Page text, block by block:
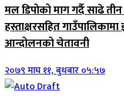
मल डिपोको माग गर्दै साढे
हस्ताक्षरसहित गाउँपालिकामा
आन्दोलनको चेतावनी
२०७९ माघ ११, बुधबार ०५:५७